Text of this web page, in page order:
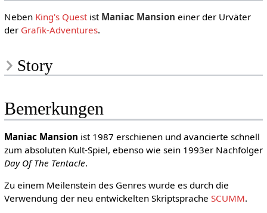
Neben King's Questist Maniac Mansion einer der Urväter
der Grafik-Adventures.
Story
Bemerkungen
Maniac Mansion ist 1987 erschienen und avancierte schnell
zum absoluten Kult-Spiel, ebenso wie sein 1993er Nachfolger
Day Of The Tentacle.
Zu einem Meilenstein des Genres wurde es durch die
Verwendung der neu entwickelten Skriptsprache SCUMM.